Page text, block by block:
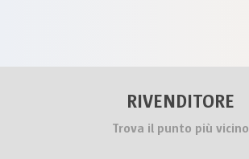
RIVENDITORE
Trova il punto più vicino